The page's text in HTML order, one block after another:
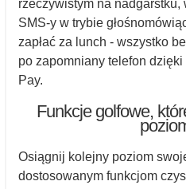
rzeczywistym na nadgarstku,
SMS-y w trybie
zapłać za lunch - wszystko
po zapomniany telefon dzięki
Pay.
Funkcje golfowe,
Osiągnij kolejny poziom
dostosowanym funkcjom